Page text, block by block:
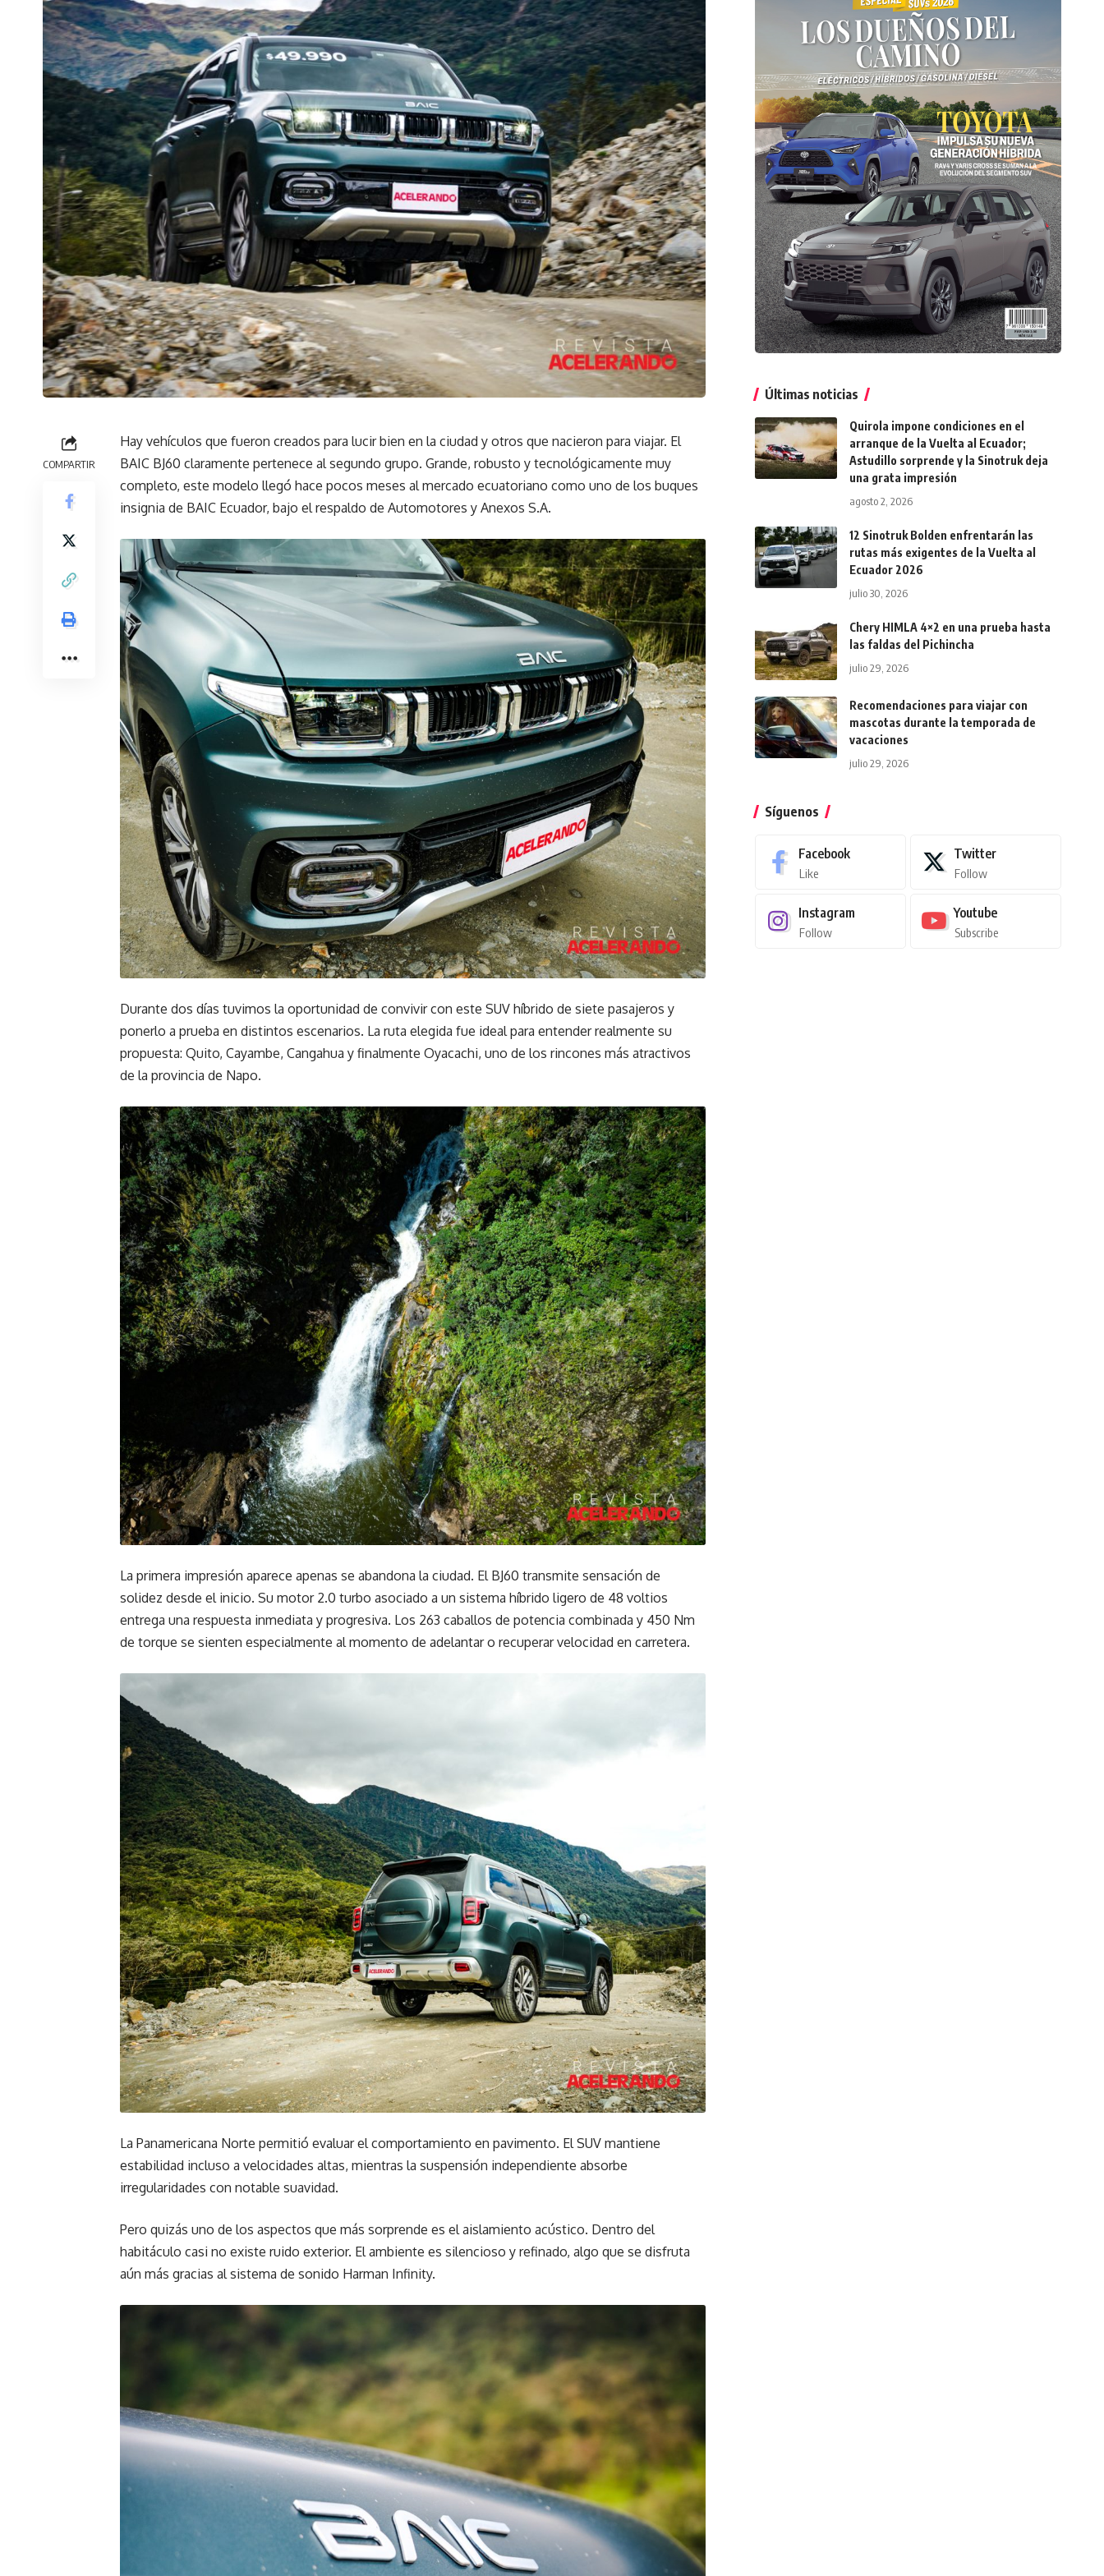
COMPARTIR
Hay vehículos que fueron creados para lucir bien en la ciudad y otros que nacieron para viajar. El
BAIC BJ60 claramente pertenece al segundo grupo. Grande, robusto y tecnológicamente muy
completo, este modelo llegó hace pocos meses al mercado ecuatoriano como uno de los buques
insignia de BAIC Ecuador, bajo el respaldo de Automotores y Anexos S.A.
Durante dos días tuvimos la oportunidad de convivir con este SUV híbrido de siete pasajeros y
ponerlo a prueba en distintos escenarios. La ruta elegida fue ideal para entender realmente su
propuesta: Quito, Cayambe, Cangahua y finalmente Oyacachi, uno de los rincones más atractivos
de la provincia de Napo.
La primera impresión aparece apenas se abandona la ciudad. El BJ60 transmite sensación de
solidez desde el inicio. Su motor 2.0 turbo asociado a un sistema híbrido ligero de 48 voltios
entrega una respuesta inmediata y progresiva. Los 263 caballos de potencia combinada y 450 Nm
de torque se sienten especialmente al momento de adelantar o recuperar velocidad en carretera.
La Panamericana Norte permitió evaluar el comportamiento en pavimento. El SUV mantiene
estabilidad incluso a velocidades altas, mientras la suspensión independiente absorbe
irregularidades con notable suavidad.
Pero quizás uno de los aspectos que más sorprende es el aislamiento acústico. Dentro del
habitáculo casi no existe ruido exterior. El ambiente es silencioso y refinado, algo que se disfruta
aún más gracias al sistema de sonido Harman Infinity.
Últimas noticias
Quirola impone condiciones en el
arranque de la Vuelta al Ecuador;
Astudillo sorprende y la Sinotruk deja
una grata impresión
agosto 2, 2026
12 Sinotruk Bolden enfrentarán las
rutas más exigentes de la Vuelta al
Ecuador 2026
julio 30, 2026
Chery HIMLA 4×2 en una prueba hasta
las faldas del Pichincha
julio 29, 2026
Recomendaciones para viajar con
mascotas durante la temporada de
vacaciones
julio 29, 2026
Síguenos
Facebook
Like
Twitter
Follow
Instagram
Follow
Youtube
Subscribe